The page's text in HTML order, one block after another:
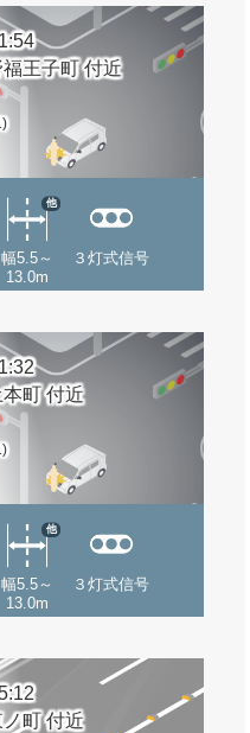
王子町 付近
幅5.5～
13.0m
他
３灯式信号
町 付近
幅5.5～
13.0m
他
３灯式信号
町 付近